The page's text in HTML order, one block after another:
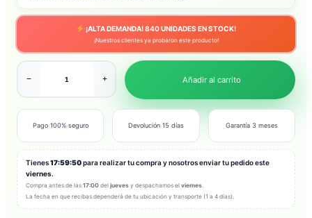
¡ALTA DEMANDA!840UNIDADES EN STOCK!
¡Nuestros clientes ya probaron este producto!
− + Añadir al carrito
Pago 100% seguro Devolución 15 días Garantía 3 meses
Tienes17:59:48para realizar tu compra y nosotros enviar tu pedido este
viernes.
Compra antes de las 17:00 del jueves y despachamos el viernes.
La fecha en que recibas dependerá de tu ubicación y transporte (1 a 4 días).